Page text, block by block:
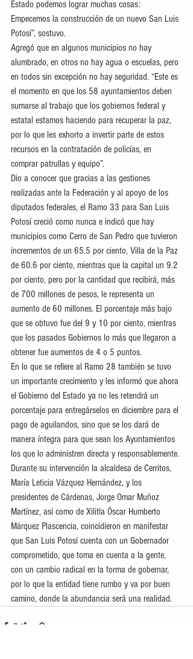
Estado podemos lograr muchas cosas:
Empecemos la construcción de un nuevo San Luis
Potosí”, sostuvo.
Agregó que en algunos municipios no hay
alumbrado, en otros no hay agua o escuelas, pero
en todos sin excepción no hay seguridad. “Este es
el momento en que los 58 ayuntamientos deben
sumarse al trabajo que los gobiernos federal y
estatal estamos haciendo para recuperar la paz,
por lo que les exhorto a invertir parte de estos
recursos en la contratación de policías, en
comprar patrullas y equipo”.
Dio a conocer que gracias a las gestiones
realizadas ante la Federación y al apoyo de los
diputados federales, el Ramo 33 para San Luis
Potosí creció como nunca e indicó que hay
municipios como Cerro de San Pedro que tuvieron
incrementos de un 65.5 por ciento, Villa de la Paz
de 60.6 por ciento, mientras que la capital un 9.2
por ciento, pero por la cantidad que recibirá, más
de 700 millones de pesos, le representa un
aumento de 60 millones. El porcentaje más bajo
que se obtuvo fue del 9 y 10 por ciento, mientras
que los pasados Gobiernos lo más que llegaron a
obtener fue aumentos de 4 o 5 puntos.
En lo que se refiere al Ramo 28 también se tuvo
un importante crecimiento y les informó que ahora
el Gobierno del Estado ya no les retendrá un
porcentaje para entregárselos en diciembre para el
pago de aguilandos, sino que se los dará de
manera íntegra para que sean los Ayuntamientos
los que lo administren directa y responsablemente.
Durante su intervención la alcaldesa de Cerritos,
María Leticia Vázquez Hernández, y los
presidentes de Cárdenas, Jorge Omar Muñoz
Martínez, así como de Xilitla Óscar Humberto
Márquez Plascencia, coincidieron en manifestar
que San Luis Potosí cuenta con un Gobernador
comprometido, que toma en cuenta a la gente,
con un cambio radical en la forma de gobernar,
por lo que la entidad tiene rumbo y va por buen
camino, donde la abundancia será una realidad.